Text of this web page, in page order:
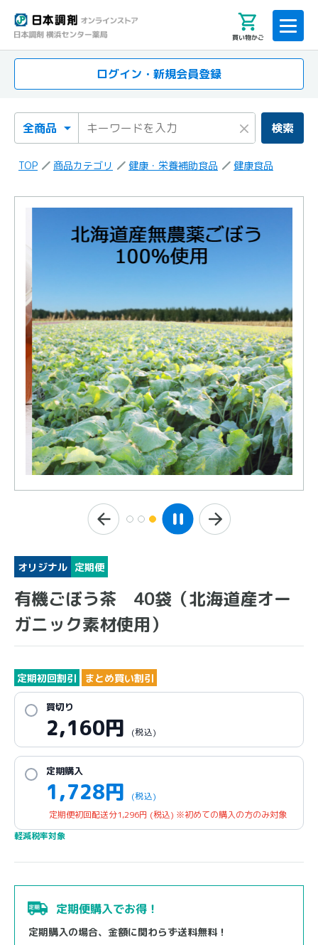
買い物かご
ログイン・新規会員登録
検索カテゴリ
検索キーワード × 検索
TOP 商品カテゴリ 健康・栄養補助食品 健康食品
オリジナル 定期便
有機ごぼう茶 40袋（北海道産オー
ガニック素材使用）
定期初回割引 まとめ買い割引
買切り
2,160円 (税込)
定期購入
1,728円
(税込)
定期便初回配送分1,296円 (税込) ※初めての購入の方のみ対象
軽減税率対象
定期便購入でお得！
定期購入の場合、金額に関わらず送料無料！